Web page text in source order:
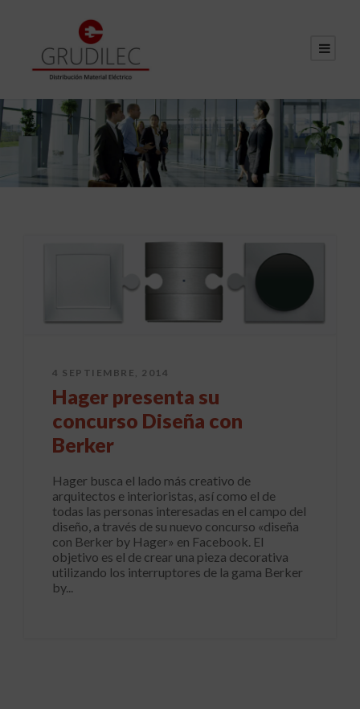
4 SEPTIEMBRE, 2014
Hager presenta su
concurso Diseña con
Berker
Hager busca el lado más creativo de
arquitectos e interioristas, así como el de
todas las personas interesadas en el campo del
diseño, a través de su nuevo concurso «diseña
con Berker by Hager» en Facebook. El
objetivo es el de crear una pieza decorativa
utilizando los interruptores de la gama Berker
by...